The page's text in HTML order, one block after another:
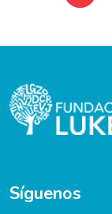
Síguenos